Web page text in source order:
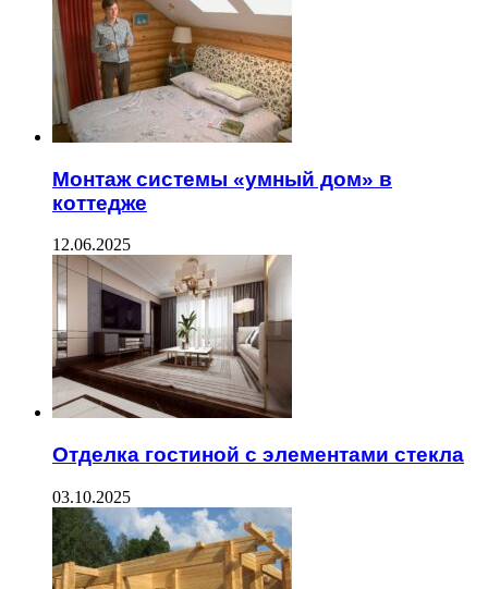
Монтаж системы «умный дом» в
коттедже
12.06.2025
Отделка гостиной с элементами стекла
03.10.2025